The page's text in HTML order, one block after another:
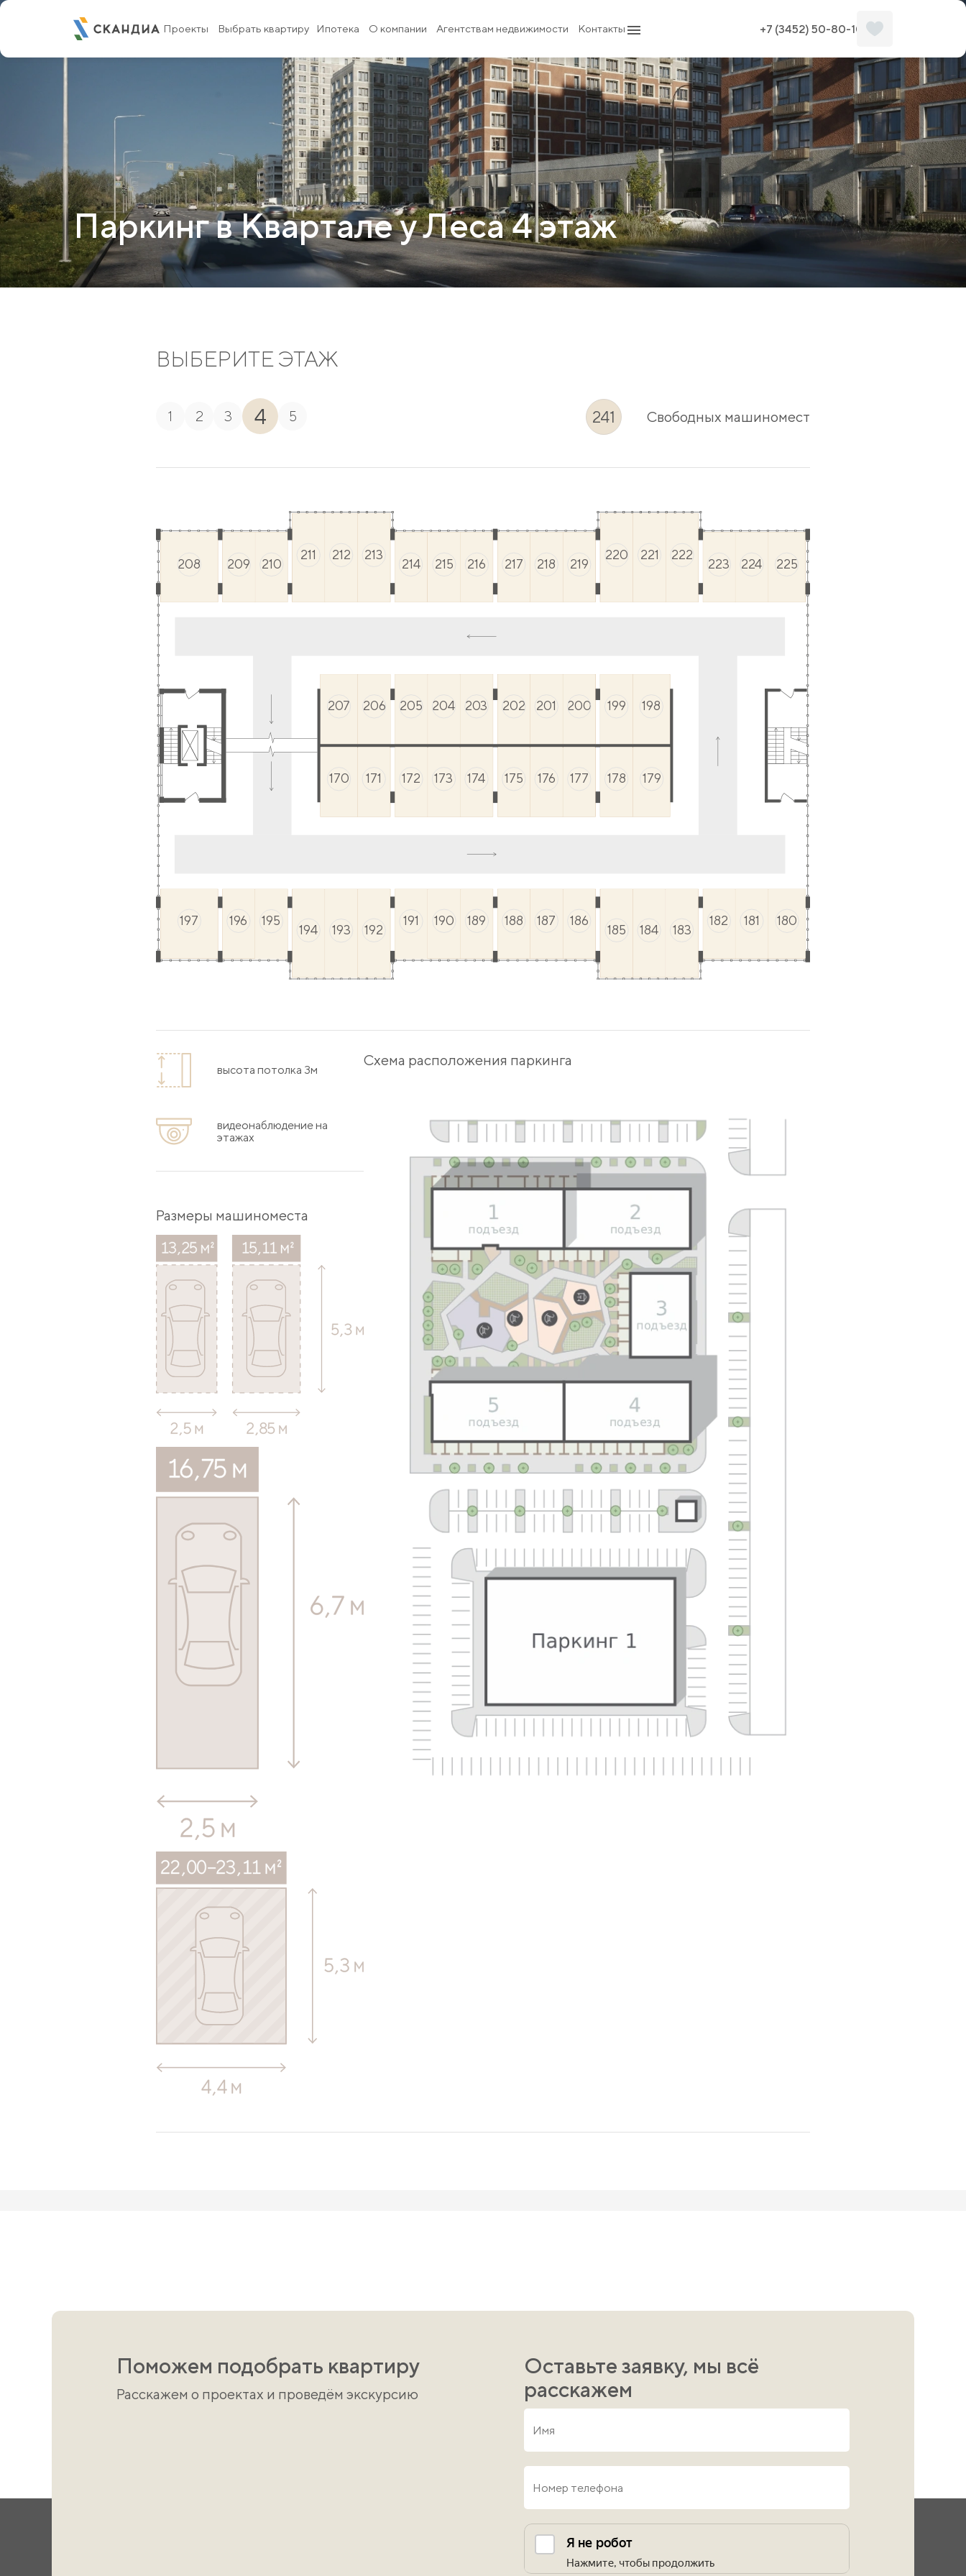
Проекты Выбрать квартиру Ипотека О компании Агентствам недвижимости Контакты +7 (3452) 50-80-10
Паркинг в Квартале у Леса 4 этаж
ВЫБЕРИТЕ ЭТАЖ
1 2 3 4 5 241 Свободных машиномест
170 171 172 173 174 175 176 177 178 179
180
181
182
183
184
185
186
187
188
189
190
191
192
193
194
195
196
197
198
199
200
201
202
203
204
205
206
207
208 209 210
211 212 213
214 215 216 217 218 219
220 221 222
223 224 225
высота потолка 3м
видеонаблюдение на
этажах
Размеры машиноместа
Схема расположения паркинга
Поможем подобрать квартиру
Расскажем о проектах и проведём экскурсию
Оставьте заявку, мы всё
расскажем